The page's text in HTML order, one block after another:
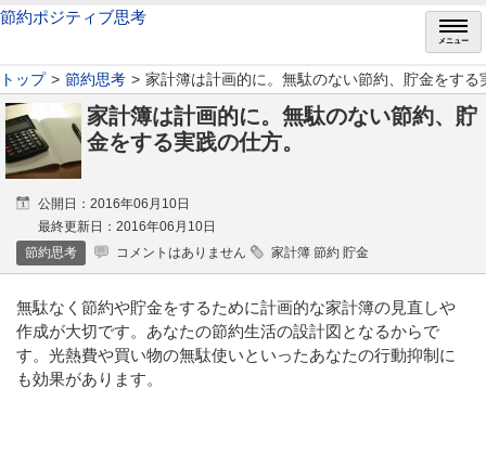
節約ポジティブ思考
メニュー
トップ 節約思考 家計簿は計画的に。無駄のない節約、貯金をする
家計簿は計画的に。無駄のない節約、貯
金をする実践の仕方。
公開日：2016年06月10日
最終更新日：2016年06月10日
節約思考
コメントはありません 家計簿 節約 貯金
無駄なく節約や貯金をするために計画的な家計簿の見直しや
作成が大切です。あなたの節約生活の設計図となるからで
す。光熱費や買い物の無駄使いといったあなたの行動抑制に
も効果があります。